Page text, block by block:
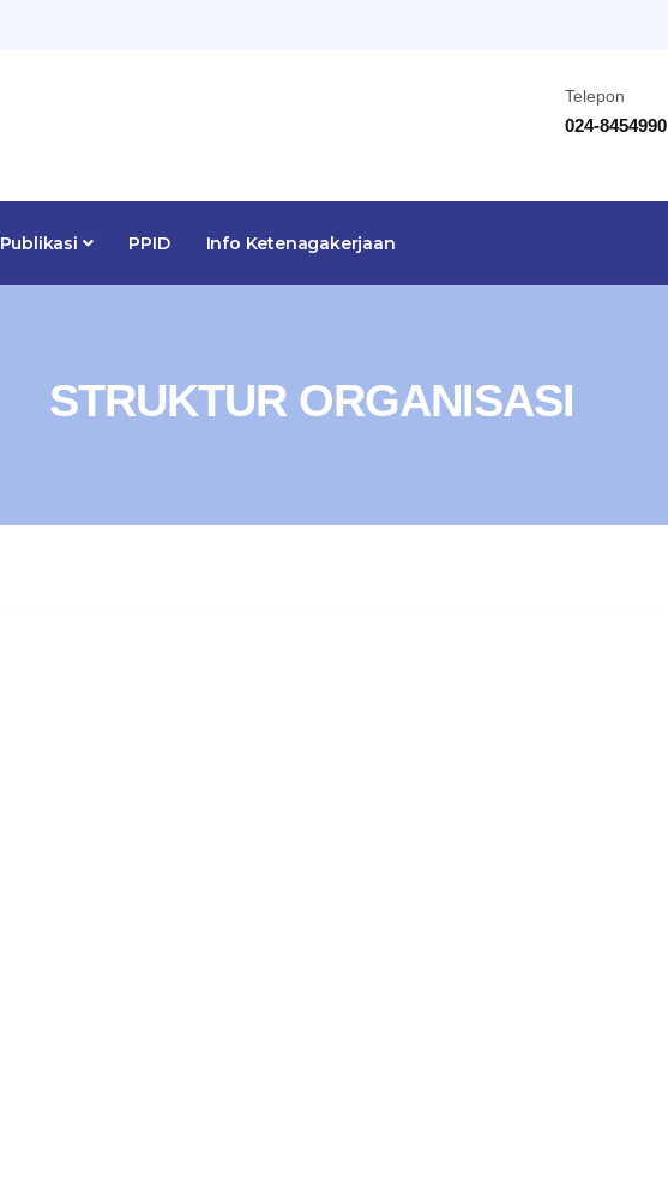
Telepon
024-8454990
Publikasi PPID Info Ketenagakerjaan
STRUKTUR ORGANISASI